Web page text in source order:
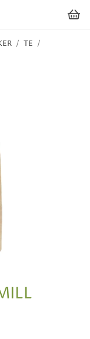
/ TE /